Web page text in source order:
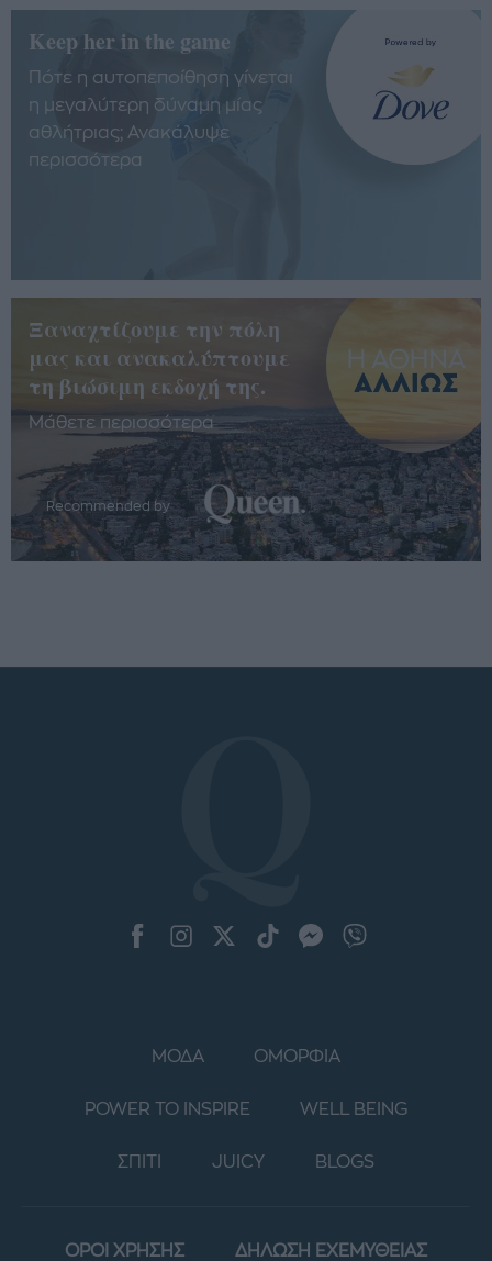
Keep her in the game
Πότε η αυτοπεποίθηση γίνεται
η μεγαλύτερη δύναμη μίας
αθλήτριας; Ανακάλυψε
περισσότερα
Ξαναχτίζουμε την πόλη
μας και ανακαλύπτουμε
τη βιώσιμη εκδοχή της.
Μάθετε περισσότερα
Recommended by
ΜΟΔΑ ΟΜΟΡΦΙΑ
POWER TO INSPIRE WELL BEING
ΣΠΙΤΙ JUICY BLOGS
ΟΡΟΙ ΧΡΗΣΗΣ ΔΗΛΩΣΗ ΕΧΕΜΥΘΕΙΑΣ